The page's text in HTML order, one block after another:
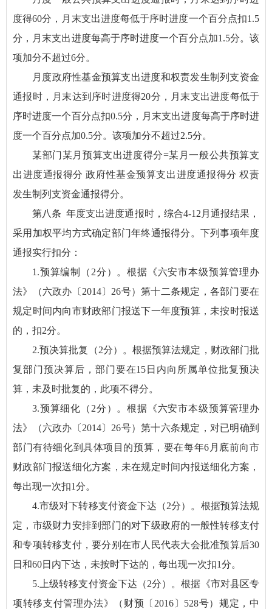
度得60分，月末支出进度每低于序时进度一个百分点扣1.5
分，月末支出进度每高于序时进度一个百分点加1.5分。该
项加分不超过6分。
月度政府性基金预算支出进度和权责发生制列支资金
通报时，月末达到序时进度得20分，月末支出进度每低于
序时进度一个百分点扣0.5分，月末支出进度每高于序时进
度一个百分点加0.5分。该项加分不超过2.5分。
某部门某月预算支出进度得分=某月一般公共预算支
出进度通报得分 政府性基金预算支出进度通报得分 权责
发生制列支资金通报得分。
第八条 年度支出进度通报时，综合4-12月通报结果，
采用加权平均方式确定部门年终通报得分。下列事项年度
通报实行扣分：
1.预算编制（2分）。根据《六安市本级预算管理办
法》（六政办〔2014〕26号）第十二条规定，各部门要在
规定时间内向市财政部门报送下一年度预算，未按时报送
的，扣2分。
2.预决算批复（2分）。根据预算法规定，财政部门批
复部门预决算后，部门要在15日内向所属单位批复预决
算，未及时批复的，此项不得分。
3.预算细化（2分）。根据《六安市本级预算管理办
法》（六政办〔2014〕26号）第十六条规定，对已明确到
部门有待细化到具体项目的预算，要在每年6月底前向市
财政部门报送细化方案，未在规定时间内报送细化方案，
每出现一次扣1分。
4.市级对下转移支付资金下达（2分）。根据预算法规
定，市级财力安排到部门的对下级政府的一般性转移支付
和专项转移支付，要分别在市人民代表大会批准预算后30
日和60日内下达，未按时下达的，每出现一次扣1分。
5.上级转移支付资金下达（2分）。根据《市对县区专
项转移支付管理办法》（财预〔2016〕528号）规定，中